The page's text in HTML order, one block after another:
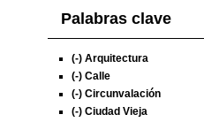
Palabras clave
(-) Arquitectura
(-) Calle
(-) Circunvalación
(-) Ciudad Vieja